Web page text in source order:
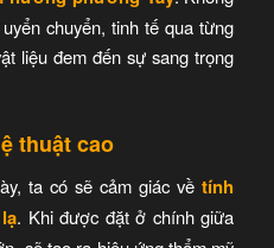
chuyển, tinh tế qua từng
liệu đem đến sự sang trọng
thuật cao
ta có sẽ cảm giác vềtính
. Khi được đặt ở chính giữa